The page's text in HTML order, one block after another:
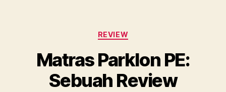
Categories
REVIEW
Matras Parklon PE:
Sebuah Review